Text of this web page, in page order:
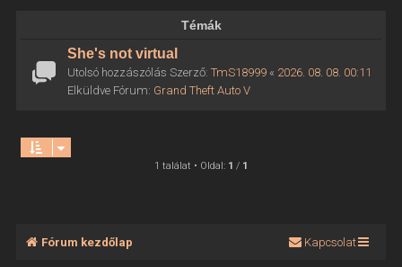
Témák
She's not virtual
Utolsó hozzászólás Szerző: TmS18999« 2026. 08. 08. 00:11
Elküldve Fórum: Grand Theft Auto V
1 találat • Oldal: 1 / 1
Fórum kezdőlap Kapcsolat